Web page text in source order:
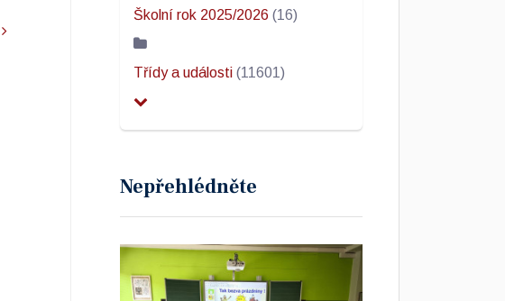
Školní rok 2025/2026 (16)
Třídy a události (11601)
Nepřehlédněte